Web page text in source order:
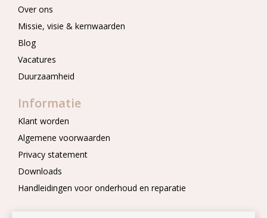
Over ons
Missie, visie & kernwaarden
Blog
Vacatures
Duurzaamheid
Informatie
Klant worden
Algemene voorwaarden
Privacy statement
Downloads
Handleidingen voor onderhoud en reparatie